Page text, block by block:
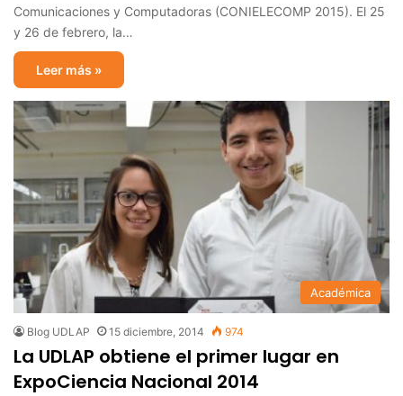
Comunicaciones y Computadoras (CONIELECOMP 2015). El 25
y 26 de febrero, la…
Leer más »
Académica
Blog UDLAP 15 diciembre, 2014 974
La UDLAP obtiene el primer lugar en
ExpoCiencia Nacional 2014